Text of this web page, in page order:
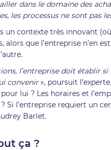
dans le domaine des
les processus ne sont pas
un contexte très innovant
que l’entreprise n’en
l’entreprise doit établir
convenir», poursuit
lui ? Les horaires et
Si l’entreprise requiert un
Barlet.
ça ?